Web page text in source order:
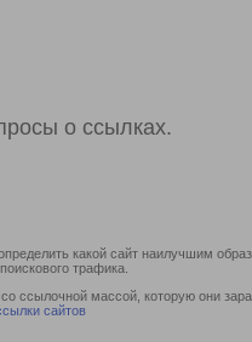
о ссылках.
какой сайт наилучшим
трафика.
ссылочной массой, которую они
сайтов